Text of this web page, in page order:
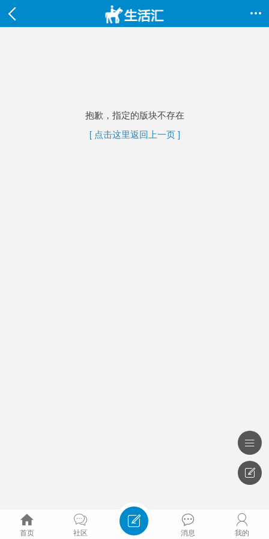

抱歉，指定的版块不存在
[ 点击这里返回上一页 ]

首页

社区
 
消息

我的

